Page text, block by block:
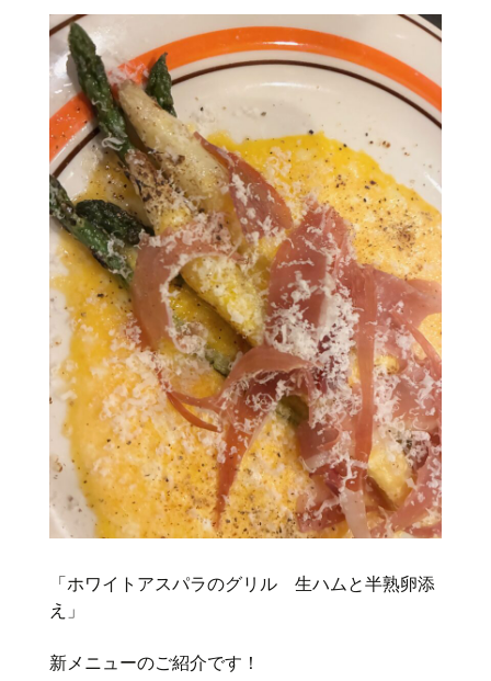
「ホワイトアスパラのグリル 生ハムと半熟卵添
え」
新メニューのご紹介です！